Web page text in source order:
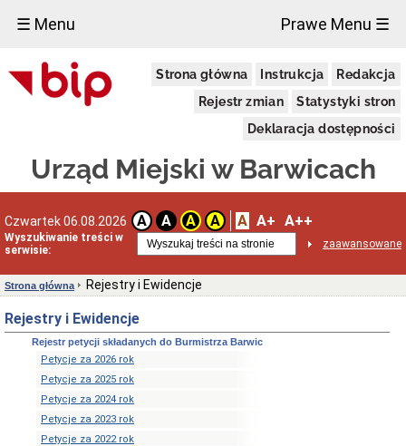
☰ Menu Prawe Menu ☰
Strona główna Instrukcja
Redakcja
Rejestr zmian
Statystyki stron
Deklaracja dostępności
Urząd Miejski w Barwicach
Czwartek 06.08.2026 A A A A A A+ A++
Wyszukiwanie treści w
serwisie:
zaawansowane
Wybory
Referendum
ogólnokrajowe
Wybory
Prezydenta
Rzeczypospolitej
Polskiej
Wybory
do
Europejskiego
Wybory
Sejmu
Senatu
Wybory
Samorządowe
Strona główna Rejestry i Ewidencje
Rejestry i Ewidencje
Rejestr petycji składanych do Burmistrza Barwic
Petycje za 2026 rok
Petycje za 2025 rok
Petycje za 2024 rok
Petycje za 2023 rok
Petycje za 2022 rok
×